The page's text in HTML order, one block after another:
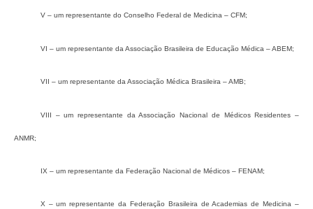
V – um representante do Conselho Federal de Medicina – CFM;
VI – um representante da Associação Brasileira de Educação Médica – ABEM;
VII – um representante da Associação Médica Brasileira – AMB;
VIII – um representante da Associação Nacional de Médicos Residentes –
ANMR;
IX – um representante da Federação Nacional de Médicos – FENAM;
X – um representante da Federação Brasileira de Academias de Medicina –